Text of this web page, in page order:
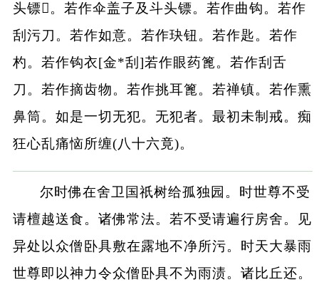
头镖𨰭。若作伞盖子及斗头镖。若作曲钩。若作
刮污刀。若作如意。若作玦钮。若作匙。若作
杓。若作钩衣[金*刮]若作眼药篦。若作刮舌
刀。若作摘齿物。若作挑耳篦。若禅镇。若作熏
鼻筒。如是一切无犯。无犯者。最初未制戒。痴
狂心乱痛恼所缠(八十六竟)。
尔时佛在舍卫国祇树给孤独园。时世尊不受
请檀越送食。诸佛常法。若不受请遍行房舍。见
异处以众僧卧具敷在露地不净所污。时天大暴雨
世尊即以神力令众僧卧具不为雨渍。诸比丘还。